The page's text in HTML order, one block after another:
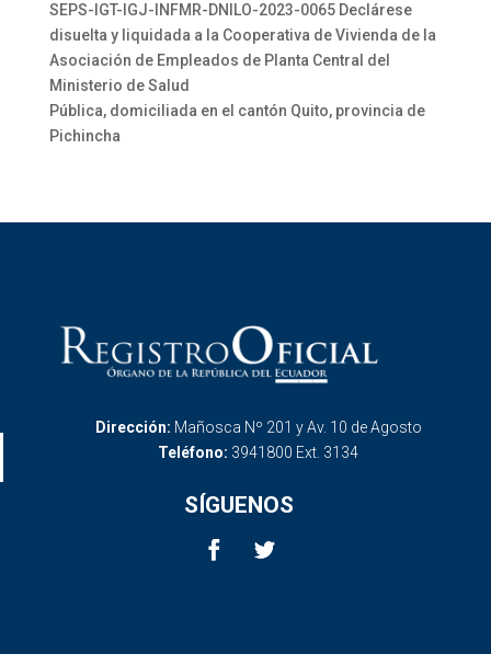
SEPS-IGT-IGJ-INFMR-DNILO-2023-0065 Declárese
disuelta y liquidada a la Cooperativa de Vivienda de la
Asociación de Empleados de Planta Central del
Ministerio de Salud
Pública, domiciliada en el cantón Quito, provincia de
Pichincha
Dirección: Mañosca Nº 201 y Av. 10 de Agosto
Teléfono: 3941800 Ext. 3134
SÍGUENOS